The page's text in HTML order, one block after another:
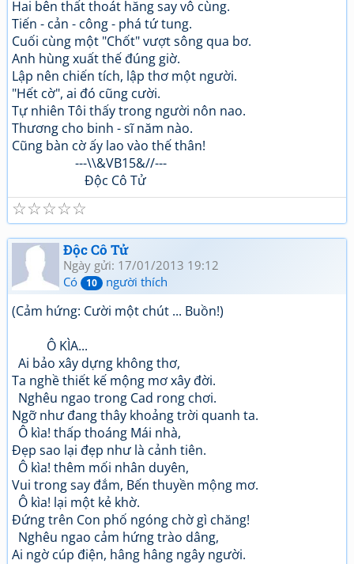
Hai bên thất thoát hăng say vô cùng.
Tiến - cản - công - phá tứ tung.
Cuối cùng một "Chốt" vượt sông qua bơ.
Anh hùng xuất thế đúng giờ.
Lập nên chiến tích, lập thơ một người.
"Hết cờ", ai đó cũng cười.
Tự nhiên Tôi thấy trong người nôn nao.
Thương cho binh - sĩ năm nào.
Cũng bàn cờ ấy lao vào thế thân!
---\\&VB15&//---
Độc Cô Tử
☆
☆
☆
☆
☆
Độc Cô Tử
Ngày gửi: 17/01/2013 19:12
Có
10 người thích
(Cảm hứng: Cười một chút ... Buồn!)
Ô KÌA...
Ai bảo xây dựng không thơ,
Ta nghề thiết kế mộng mơ xây đời.
Nghêu ngao trong Cad rong chơi.
Ngỡ như đang thây khoảng trời quanh ta.
Ô kìa! thấp thoáng Mái nhà,
Đẹp sao lại đẹp như là cảnh tiên.
Ô kìa! thêm mối nhân duyên,
Vui trong say đắm, Bến thuyền mộng mơ.
Ô kìa! lại một kẻ khờ.
Đứng trên Con phố ngóng chờ gì chăng!
Nghêu ngao cảm hứng trào dâng,
Ai ngờ cúp điện, hâng hâng ngây người.